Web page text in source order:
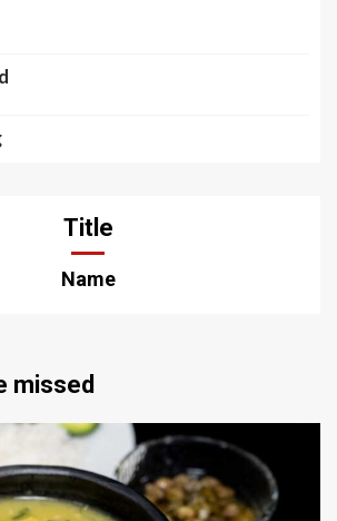
Title
Name
missed